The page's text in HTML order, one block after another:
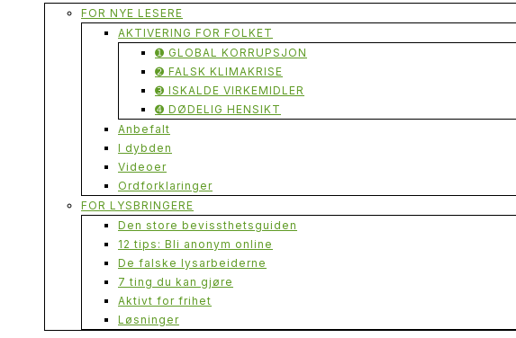
FOR NYE LESERE
AKTIVERING FOR FOLKET
➊ GLOBAL KORRUPSJON
➋ FALSK KLIMAKRISE
➌ ISKALDE VIRKEMIDLER
➍ DØDELIG HENSIKT
Anbefalt
I dybden
Videoer
Ordforklaringer
FOR LYSBRINGERE
Den store bevissthetsguiden
12 tips: Bli anonym online
De falske lysarbeiderne
7 ting du kan gjøre
Aktivt for frihet
Løsninger